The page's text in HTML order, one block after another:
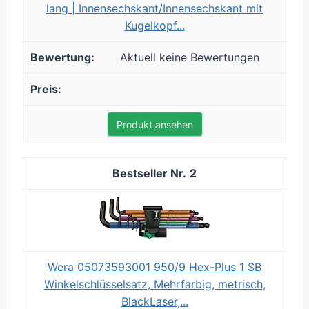
lang | Innensechskant/Innensechskant mit
Kugelkopf...
Aktuell keine Bewertungen
Produkt ansehen
2
Wera 05073593001 950/9 Hex-Plus 1 SB
Winkelschlüsselsatz, Mehrfarbig, metrisch,
BlackLaser,...